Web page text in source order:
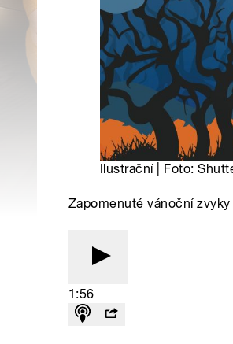
Ilustrační | Foto:
Zapomenuté vánoční zvyky
1:56